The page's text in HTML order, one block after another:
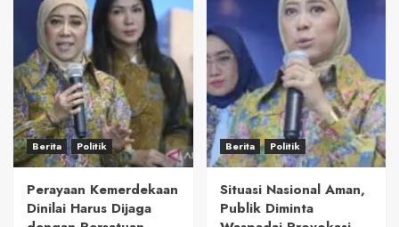
Berita Politik
Perayaan Kemerdekaan
Dinilai Harus Dijaga
Berita Politik
Situasi Nasional Aman,
Publik Diminta